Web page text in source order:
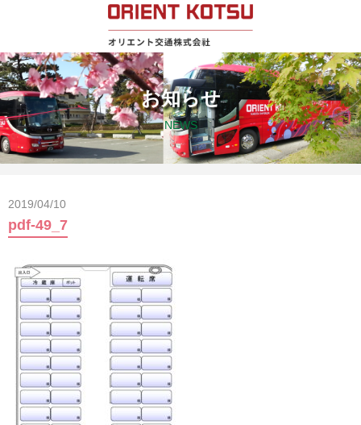
お知らせ
NEWS
2019/04/10
pdf-49_7